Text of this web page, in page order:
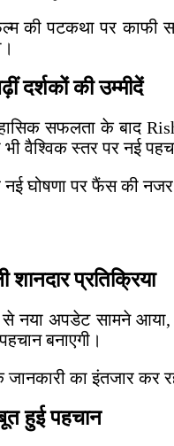
की पटकथा पर काफी
दर्शकों की उम्मीदें
सफलता के बाद
वैश्विक स्तर पर नई
घोषणा पर फैंस की
शानदार प्रतिक्रिया
नया अपडेट सामने आया,
बनाएगी।
का इंतजार कर
हुई पहचान